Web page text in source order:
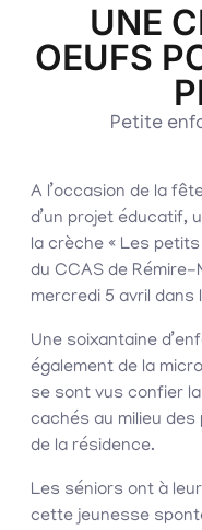
UNE
OEUFS
Petite
A l’occasion de la
d’un projet éducatif,
la crèche « Les
du CCAS de
mercredi 5 avril dans
Une soixantaine
également de la
se sont vus confier
cachés au milieu
de la résidence.
Les séniors ont à
cette jeunesse